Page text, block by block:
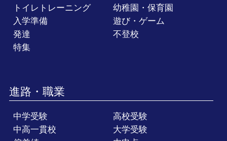
トイレトレーニング
幼稚園・保育園
入学準備
遊び・ゲーム
発達
不登校
特集
進路・職業
中学受験
高校受験
中高一貫校
大学受験